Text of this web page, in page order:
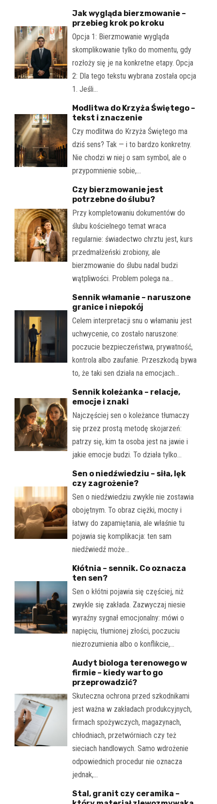
Jak wygląda bierzmowanie –
przebieg krok po kroku
Opcja 1: Bierzmowanie wygląda
skomplikowanie tylko do momentu, gdy
rozłoży się je na konkretne etapy. Opcja
2: Dla tego tekstu wybrana została opcja
1. Jeśli…
Modlitwa do Krzyża Świętego –
tekst i znaczenie
Czy modlitwa do Krzyża Świętego ma
dziś sens? Tak — i to bardzo konkretny.
Nie chodzi w niej o sam symbol, ale o
przypomnienie sobie,…
Czy bierzmowanie jest
potrzebne do ślubu?
Przy kompletowaniu dokumentów do
ślubu kościelnego temat wraca
regularnie: świadectwo chrztu jest, kurs
przedmałżeński zrobiony, ale
bierzmowanie do ślubu nadal budzi
wątpliwości. Problem polega na…
Sennik włamanie – naruszone
granice i niepokój
Celem interpretacji snu o włamaniu jest
uchwycenie, co zostało naruszone:
poczucie bezpieczeństwa, prywatność,
kontrola albo zaufanie. Przeszkodą bywa
to, że taki sen działa na emocjach…
Sennik koleżanka – relacje,
emocje i znaki
Najczęściej sen o koleżance tłumaczy
się przez prostą metodę skojarzeń:
patrzy się, kim ta osoba jest na jawie i
jakie emocje budzi. To działa tylko…
Sen o niedźwiedziu – siła, lęk
czy zagrożenie?
Sen o niedźwiedziu zwykle nie zostawia
obojętnym. To obraz ciężki, mocny i
łatwy do zapamiętania, ale właśnie tu
pojawia się komplikacja: ten sam
niedźwiedź może…
Kłótnia – sennik. Co oznacza
ten sen?
Sen o kłótni pojawia się częściej, niż
zwykle się zakłada. Zazwyczaj niesie
wyraźny sygnał emocjonalny: mówi o
napięciu, tłumionej złości, poczuciu
niezrozumienia albo o konflikcie,…
Audyt biologa terenowego w
firmie – kiedy warto go
przeprowadzić?
Skuteczna ochrona przed szkodnikami
jest ważna w zakładach produkcyjnych,
firmach spożywczych, magazynach,
chłodniach, przetwórniach czy też
sieciach handlowych. Samo wdrożenie
odpowiednich procedur nie oznacza
jednak,…
Stal, granit czy ceramika –